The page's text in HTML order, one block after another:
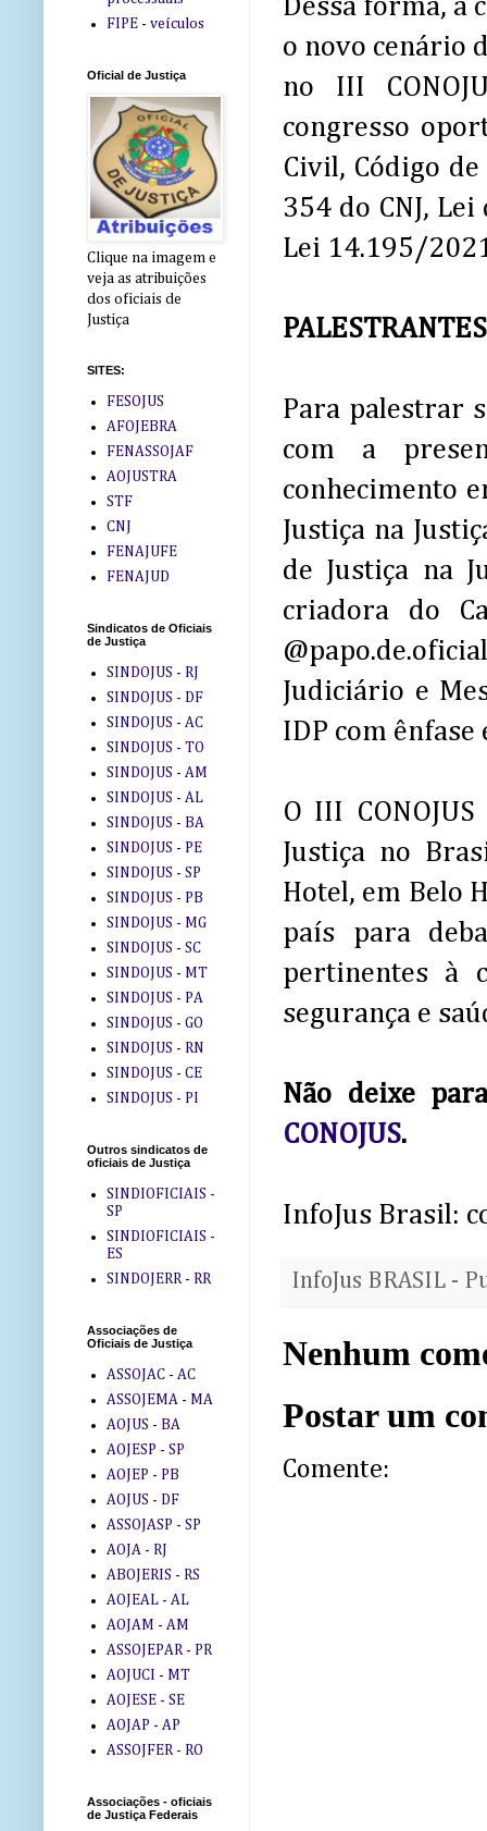
Dessa forma, a
o novo cenário
no III
congresso
Civil, Código de
354 do CNJ,
Lei 14.195/
Para palestrar
com a
conhecimento
Justiça na
de Justiça na
criadora do
Judiciário e
IDP com
O III
Justiça no
Hotel, em Belo
país para
pertinentes à
segurança e
Não deixe
CONOJUS.
InfoJus Brasil:
InfoJus BRASIL -
Nenhum
Postar um
Comente:
FIPE - veículos
Oficial de Justiça
Clique na imagem e
veja as atribuições
dos oficiais de
Justiça
SITES:
FESOJUS
AFOJEBRA
FENASSOJAF
AOJUSTRA
STF
CNJ
FENAJUFE
FENAJUD
Sindicatos de Oficiais
de Justiça
SINDOJUS - RJ
SINDOJUS - DF
SINDOJUS - AC
SINDOJUS - TO
SINDOJUS - AM
SINDOJUS - AL
SINDOJUS - BA
SINDOJUS - PE
SINDOJUS - SP
SINDOJUS - PB
SINDOJUS - MG
SINDOJUS - SC
SINDOJUS - MT
SINDOJUS - PA
SINDOJUS - GO
SINDOJUS - RN
SINDOJUS - CE
SINDOJUS - PI
Outros sindicatos de
oficiais de Justiça
SINDIOFICIAIS -
SP
SINDIOFICIAIS -
ES
SINDOJERR - RR
Associações de
Oficiais de Justiça
ASSOJAC - AC
ASSOJEMA - MA
AOJUS - BA
AOJESP - SP
AOJEP - PB
AOJUS - DF
ASSOJASP - SP
AOJA - RJ
ABOJERIS - RS
AOJEAL - AL
AOJAM - AM
ASSOJEPAR - PR
AOJUCI - MT
AOJESE - SE
AOJAP - AP
ASSOJFER - RO
Associações - oficiais
de Justiça Federais